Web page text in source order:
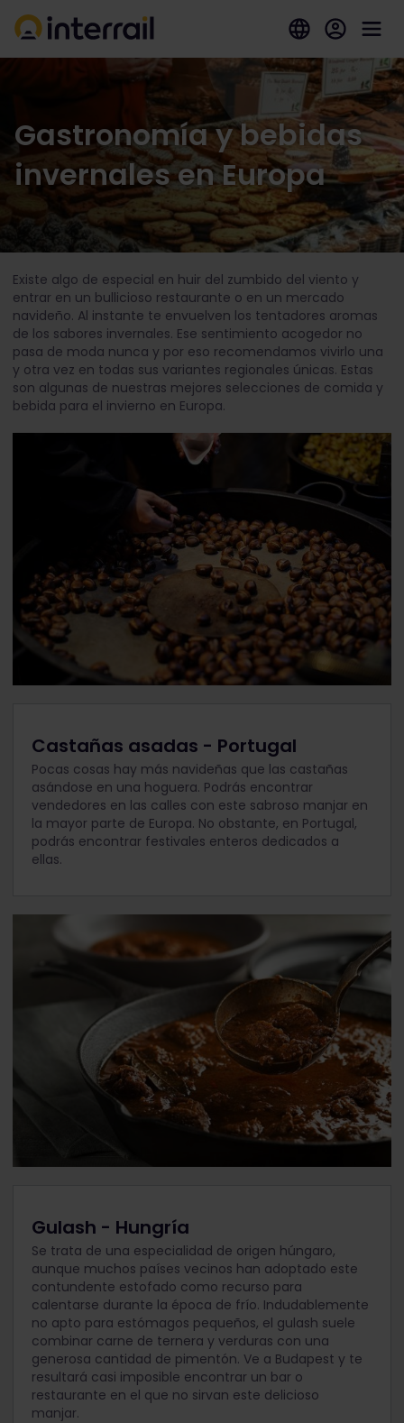
Gastronomía y bebidas
invernales en Europa
Existe algo de especial en huir del zumbido del viento y
entrar en un bullicioso restaurante o en un mercado
navideño. Al instante te envuelven los tentadores aromas
de los sabores invernales. Ese sentimiento acogedor no
pasa de moda nunca y por eso recomendamos vivirlo una
y otra vez en todas sus variantes regionales únicas. Estas
son algunas de nuestras mejores selecciones de comida y
bebida para el invierno en Europa.
Castañas asadas - Portugal
Pocas cosas hay más navideñas que las castañas
asándose en una hoguera. Podrás encontrar
vendedores en las calles con este sabroso manjar en
la mayor parte de Europa. No obstante, en Portugal,
podrás encontrar festivales enteros dedicados a
ellas.
Gulash - Hungría
Se trata de una especialidad de origen húngaro,
aunque muchos países vecinos han adoptado este
contundente estofado como recurso para
calentarse durante la época de frío. Indudablemente
no apto para estómagos pequeños, el gulash suele
combinar carne de ternera y verduras con una
generosa cantidad de pimentón. Ve a Budapest y te
resultará casi imposible encontrar un bar o
restaurante en el que no sirvan este delicioso
manjar.